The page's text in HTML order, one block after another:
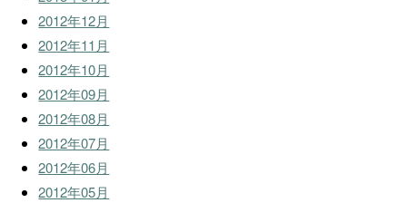
2012年12月
2012年11月
2012年10月
2012年09月
2012年08月
2012年07月
2012年06月
2012年05月